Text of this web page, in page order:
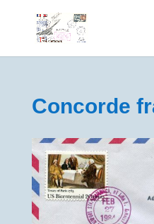
Concorde